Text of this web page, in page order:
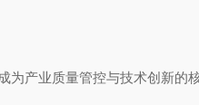
产业质量管控与技术创新的核